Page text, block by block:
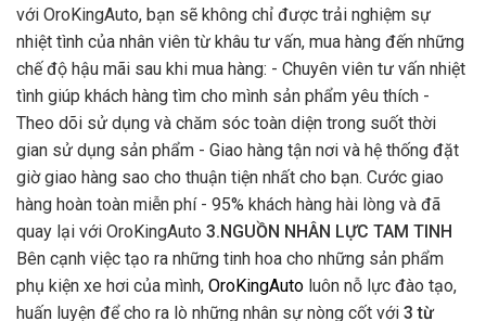
với OroKingAuto, bạn sẽ không chỉ được trải nghiệm sự
nhiệt tình của nhân viên từ khâu tư vấn, mua hàng đến những
chế độ hậu mãi sau khi mua hàng: - Chuyên viên tư vấn nhiệt
tình giúp khách hàng tìm cho mình sản phẩm yêu thích -
Theo dõi sử dụng và chăm sóc toàn diện trong suốt thời
gian sử dụng sản phẩm - Giao hàng tận nơi và hệ thống đặt
giờ giao hàng sao cho thuận tiện nhất cho bạn. Cước giao
hàng hoàn toàn miễn phí - 95% khách hàng hài lòng và đã
quay lại với OroKingAuto 3.NGUỒN NHÂN LỰC TAM TINH
Bên cạnh việc tạo ra những tinh hoa cho những sản phẩm
phụ kiện xe hơi của mình, OroKingAuto luôn nỗ lực đào tạo,
huấn luyện để cho ra lò những nhân sự nòng cốt với 3 từ